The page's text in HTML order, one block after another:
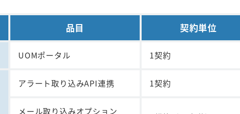
品目 契約単位
UOMポータル 1契約
アラート取り込みAPI連携 1契約
メール取り込みオプション